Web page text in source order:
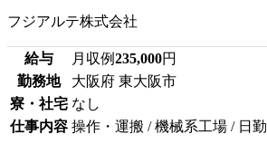
フジアルテ株式会社
給与 月収例235,000円
勤務地
大阪府 東大阪市
寮・社宅 なし
仕事内容 操作・運搬 / 機械系工場 / 日勤